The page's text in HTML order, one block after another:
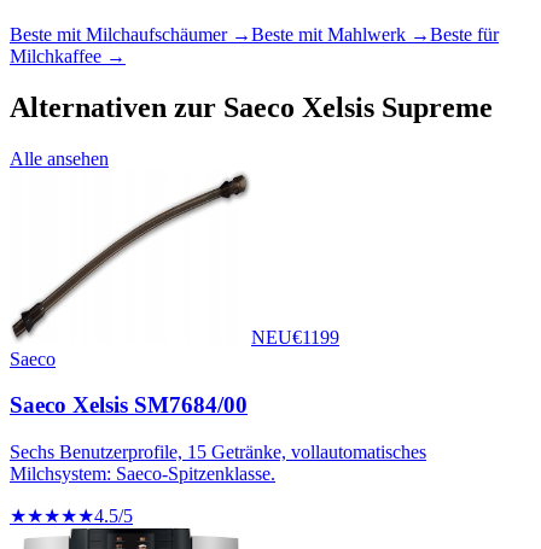
Beste mit Milchaufschäumer→Beste mit Mahlwerk →Beste für
Milchkaffee →
Alternativen zur Saeco Xelsis Supreme
Alle ansehen
NEU€1199
Saeco
Saeco Xelsis SM7684/00
Sechs Benutzerprofile, 15 Getränke, vollautomatisches
Milchsystem: Saeco-Spitzenklasse.
★★★★★4.5/5